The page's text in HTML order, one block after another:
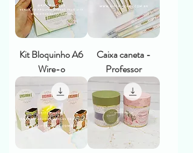
Kit Bloquinho A6
Wire-o
Caixa caneta -
Professor